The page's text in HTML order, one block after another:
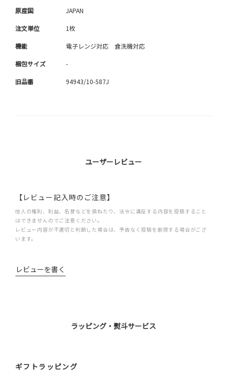
原産国 JAPAN
注文単位 1枚
機能 電子レンジ対応 食洗機対応
梱包サイズ -
旧品番 94943/10-587J
ユーザーレビュー
【レビュー記入時のご注意】
他人の権利、利益、名誉などを損ねたり、法令に違反する内容を投稿すること
はできませんのでご注意ください。
レビュー内容が不適切と判断した場合は、予告なく投稿を削除する場合がござ
います。
レビューを書く
ラッピング・熨斗サービス
ギフトラッピング